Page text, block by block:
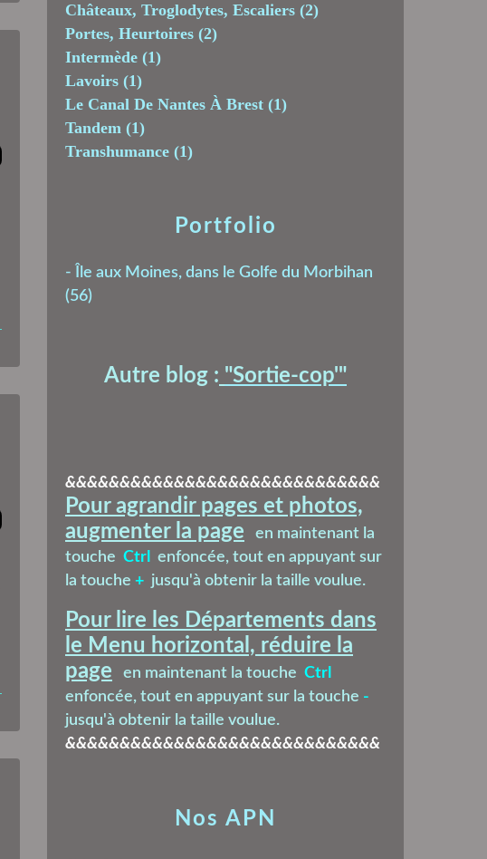
Châteaux, Troglodytes, Escaliers (2)
Portes, Heurtoires (2)
Intermède (1)
Lavoirs (1)
Le Canal De Nantes À Brest (1)
Tandem (1)
Transhumance (1)
Nos APN
Portfolio
- Île aux Moines, dans le Golfe du Morbihan
(56)
Autre blog : "Sortie-cop'"
&&&&&&&&&&&&&&&&&&&&&&&&&&&&&
Pour agrandir pages et photos,
augmenter la page
en maintenant la
touche Ctrl
enfoncée, tout en appuyant sur
la touche + jusqu'à obtenir la taille voulue.
Pour lire les Départements dans
le Menu horizontal, réduire la
page
en maintenant la touche Ctrl
enfoncée, tout en appuyant sur la touche -
jusqu'à obtenir la taille voulue.
&&&&&&&&&&&&&&&&&&&&&&&&&&&&&